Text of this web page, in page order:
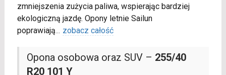
zmniejszenia zużycia paliwa, wspierając bardziej
ekologiczną jazdę. Opony letnie Sailun
poprawiają... zobacz całość
Opona osobowa oraz SUV – 255/40
R20 101 Y